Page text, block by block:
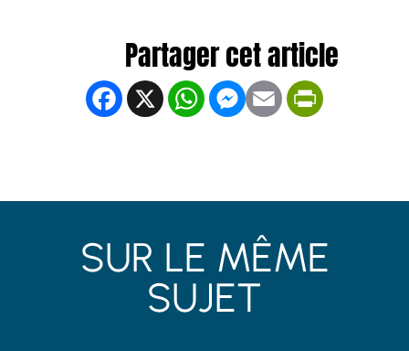
Facebook
X WhatsApp
Messenger
Email
SUR LE MÊME
SUJET